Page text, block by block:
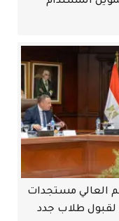
العالي مستجدات
لقبول طلاب جدد